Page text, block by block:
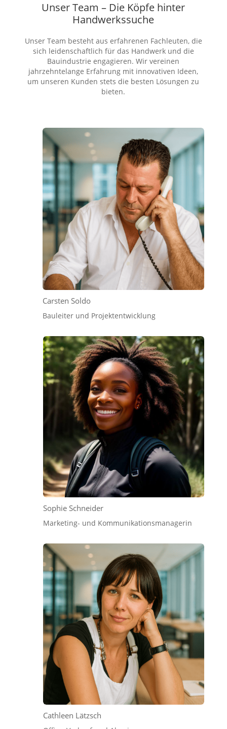
Unser Team – Die Köpfe hinter
Handwerkssuche
Unser Team besteht aus erfahrenen Fachleuten, die
sich leidenschaftlich für das Handwerk und die
Bauindustrie engagieren. Wir vereinen
jahrzehntelange Erfahrung mit innovativen Ideen,
um unseren Kunden stets die besten Lösungen zu
bieten.
Carsten Soldo
Bauleiter und Projektentwicklung
Sophie Schneider
Marketing- und Kommunikationsmanagerin
Cathleen Lätzsch